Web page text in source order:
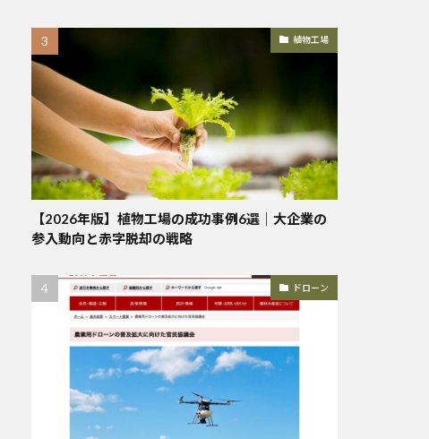
植物工場
【2026年版】植物工場の成功事例6選｜大企業の
参入動向と赤字脱却の戦略
ドローン